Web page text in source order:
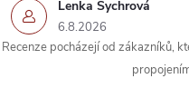
y
v
Lenka Sychrová
6.8.2026
Recenze pocházejí od zákazníků,